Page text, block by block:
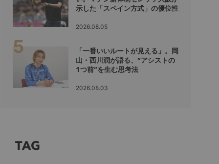
示した「スペイン方式」の優位性
2026.08.05
「一番いいルートが見える」。岡
山・西川潤が語る、“アシストの
1つ前”を生む思考法
2026.08.03
TAG